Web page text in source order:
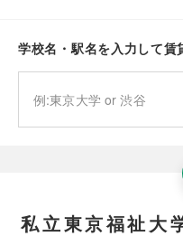
学校名・駅名を入力して賃
私立東京福祉大